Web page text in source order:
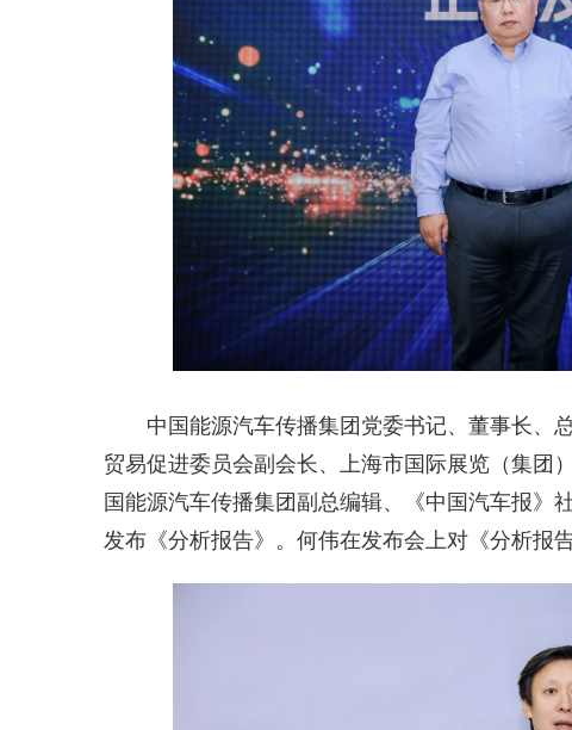
中国能源汽车传播集团党委书记、董事长、
贸易促进委员会副会长、上海市国际展览（集团
国能源汽车传播集团副总编辑、《中国汽车报》
发布《分析报告》。何伟在发布会上对《分析报